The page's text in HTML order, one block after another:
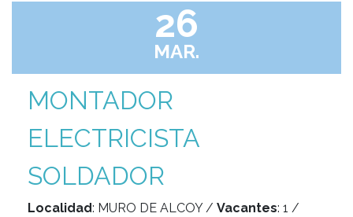
26
MAR.
MONTADOR
ELECTRICISTA
SOLDADOR
Localidad: MURO DE ALCOY / Vacantes: 1 /